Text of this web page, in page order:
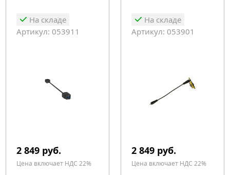
На складе
Артикул: 053911
2 849 руб.
Цена включает НДС 22%
На складе
Артикул: 053901
2 849 руб.
Цена включает НДС 22%